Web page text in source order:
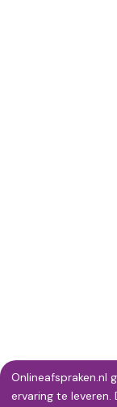
Onlineafspraken.nl
ervaring te